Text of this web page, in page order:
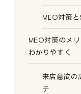
MEO対策
MEO対策のメ
わかりやすく
来店意欲の
チ